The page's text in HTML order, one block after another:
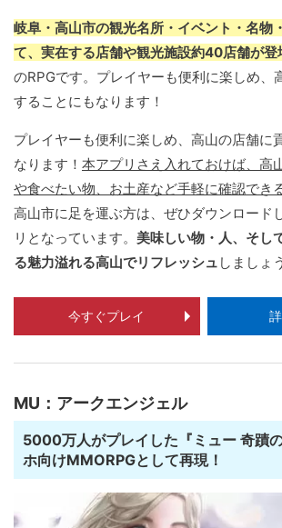
岐阜・高山市の観光名所・イベント・名物
て、実在する店舗や観光施設約40店舗が登
のRPGです。プレイヤーも便利に楽しめ、
することにもなります！
プレイヤーも便利に楽しめ、高山の店舗に
なります！ 本アプリさえ入れておけば、高
や食べたい物、お土産など手軽に確認でき
高山市に足を運ぶ方は、ぜひダウンロード
リとなっています。 美味しい物・人、そし
る魅力溢れる高山でリフレッシュ しましょ
今すぐプレイ
MU：アークエンジェル
5000万人がプレイした『ミュー 奇蹟
ホ向けMMORPGとして再現！